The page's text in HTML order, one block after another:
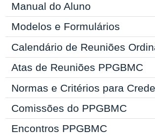
Manual do Aluno
Modelos e Formulários
Calendário de Reuniões
Atas de Reuniões PPGBMC
Normas e Critérios para
Comissões do PPGBMC
Encontros PPGBMC